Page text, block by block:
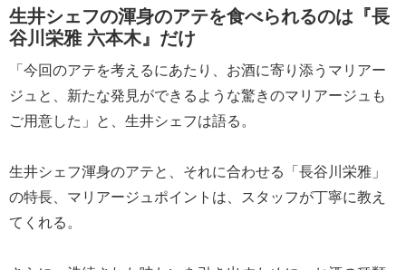
生井シェフの渾身のアテを食べられるのは『長
谷川栄雅 六本木』だけ
「今回のアテを考えるにあたり、お酒に寄り添うマリアー
ジュと、新たな発見ができるような驚きのマリアージュも
ご用意した」と、生井シェフは語る。
生井シェフ渾身のアテと、それに合わせる「長谷川栄雅」
の特長、マリアージュポイントは、スタッフが丁寧に教え
てくれる。